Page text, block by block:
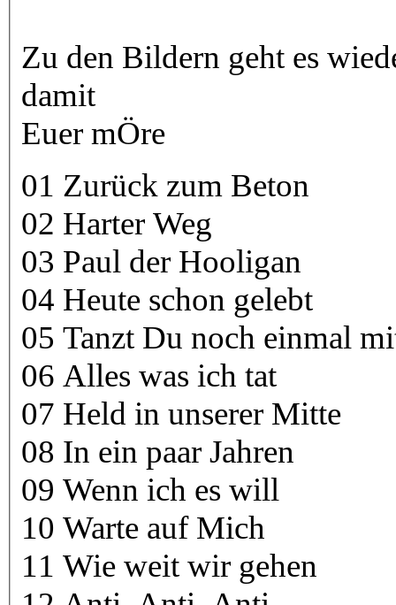
Zu den Bildern geht es
damit
Euer mÖre
01 Zurück zum Beton
02 Harter Weg
03 Paul der Hooligan
04 Heute schon gelebt
05 Tanzt Du noch einmal
06 Alles was ich tat
07 Held in unserer Mitte
08 In ein paar Jahren
09 Wenn ich es will
10 Warte auf Mich
11 Wie weit wir gehen